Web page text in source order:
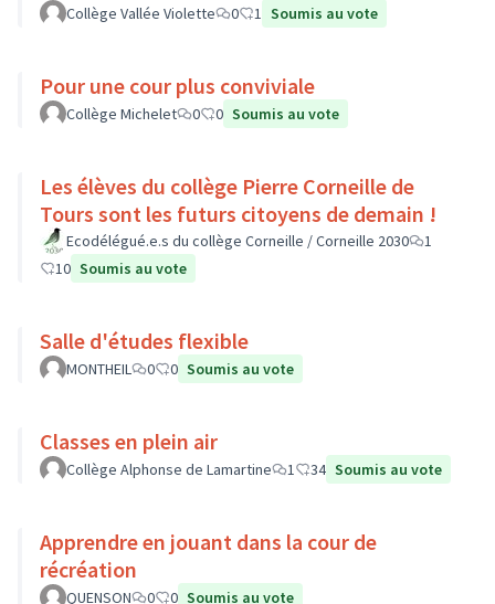
Collège Vallée Violette 0 1 Soumis au vote
Pour une cour plus conviviale
Collège Michelet 0 0 Soumis au vote
Les élèves du collège Pierre Corneille de
Tours sont les futurs citoyens de demain !
Ecodélégué.e.s du collège Corneille / Corneille 2030
1
10 Soumis au vote
Salle d'études flexible
MONTHEIL 0 0 Soumis au vote
Classes en plein air
Collège Alphonse de Lamartine 1 34 Soumis au vote
Apprendre en jouant dans la cour de
récréation
QUENSON 0 0 Soumis au vote